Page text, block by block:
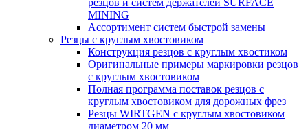
резцов и систем держателей SURFACE
MINING
Ассортимент систем быстрой замены
Резцы с круглым хвостовиком
Конструкция резцов с круглым хвостиком
Оригинальные примеры маркировки резцов
с круглым хвостовиком
Полная программа поставок резцов с
круглым хвостовиком для дорожных фрез
Резцы WIRTGEN с круглым хвостовиком
диаметром 20 мм